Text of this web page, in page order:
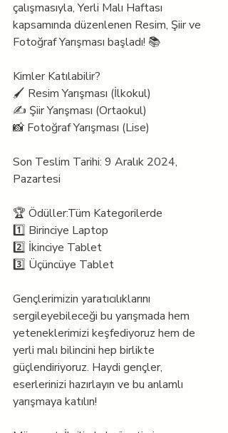
çalışmasıyla, Yerli Malı Haftası
kapsamında düzenlenen Resim, Şiir ve
Fotoğraf Yarışması başladı! 📚
Kimler Katılabilir?
🖌️ Resim Yarışması (İlkokul)
✍️ Şiir Yarışması (Ortaokul)
📸 Fotoğraf Yarışması (Lise)
Son Teslim Tarihi: 9 Aralık 2024,
Pazartesi
🏆 Ödüller:Tüm Kategorilerde
1️⃣ Birinciye Laptop
2️⃣ İkinciye Tablet
3️⃣ Üçüncüye Tablet
Gençlerimizin yaratıcılıklarını
sergileyebileceği bu yarışmada hem
yeteneklerimizi keşfediyoruz hem de
yerli malı bilincini hep birlikte
güçlendiriyoruz. Haydi gençler,
eserlerinizi hazırlayın ve bu anlamlı
yarışmaya katılın!